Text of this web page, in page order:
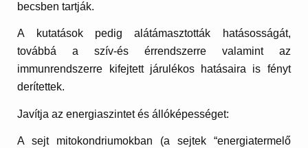
becsben tartják.
A kutatások pedig alátámasztották hatásosságát,
továbbá a szív-és érrendszerre valamint az
immunrendszerre kifejtett járulékos hatásaira is fényt
derítettek.
Javítja az energiaszintet és állóképességet:
A sejt mitokondriumokban (a sejtek “energiatermelő